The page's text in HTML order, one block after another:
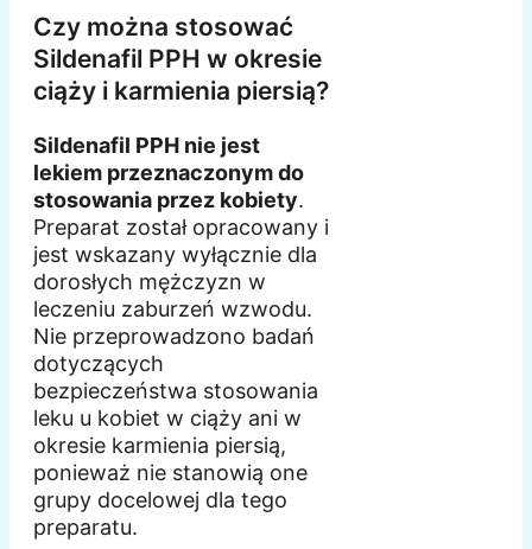
Czy można stosować
Sildenafil PPH w okresie
ciąży i karmienia piersią?
Sildenafil PPH nie jest
lekiem przeznaczonym do
stosowania przez kobiety.
Preparat został opracowany i
jest wskazany wyłącznie dla
dorosłych mężczyzn w
leczeniu zaburzeń wzwodu.
Nie przeprowadzono badań
dotyczących
bezpieczeństwa stosowania
leku u kobiet w ciąży ani w
okresie karmienia piersią,
ponieważ nie stanowią one
grupy docelowej dla tego
preparatu.